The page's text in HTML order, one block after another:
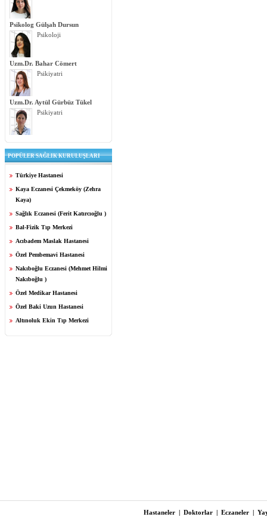
Psikolog Gülşah Dursun
Psikoloji
Uzm.Dr. Bahar Cömert
Psikiyatri
Uzm.Dr. Aytül Gürbüz Tükel
Psikiyatri
POPÜLER SAĞLIK KURULUŞLARI
Türkiye Hastanesi
Kaya Eczanesi Çekmeköy (Zehra
Kaya)
Sağlık Eczanesi (Ferit Katırcıoğlu )
Bal-Fizik Tıp Merkezi
Acıbadem Maslak Hastanesi
Özel Pembemavi Hastanesi
Nakıboğlu Eczanesi (Mehmet Hilmi
Nakıboğlu )
Özel Medikar Hastanesi
Özel Baki Uzun Hastanesi
Altınoluk Ekin Tıp Merkezi
Hastaneler | Doktorlar | Eczaneler |